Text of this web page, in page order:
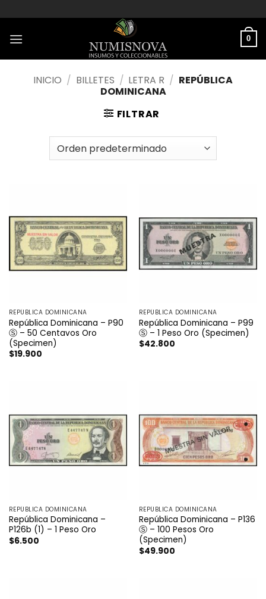
al
contenido
0
INICIO / BILLETES / LETRA R / REPÚBLICA
DOMINICANA
FILTRAR
REPÚBLICA DOMINICANA
República Dominicana – P90
Ⓢ – 50 Centavos Oro
(Specimen)
$19.900
REPÚBLICA DOMINICANA
República Dominicana – P99
Ⓢ – 1 Peso Oro (Specimen)
$42.800
REPÚBLICA DOMINICANA
República Dominicana –
P126b (1) – 1 Peso Oro
$6.500
REPÚBLICA DOMINICANA
República Dominicana – P136
Ⓢ – 100 Pesos Oro
(Specimen)
$49.900